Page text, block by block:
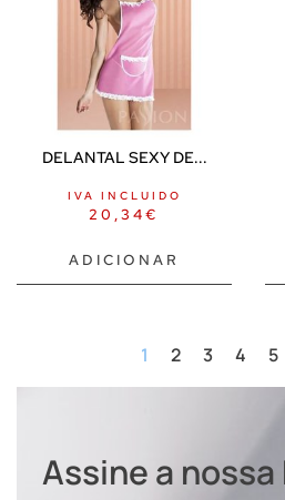
DELANTAL SEXY DE...
20,34€
IVA INCLUIDO
ADICIONAR
1 2 3 4 5
Assine a